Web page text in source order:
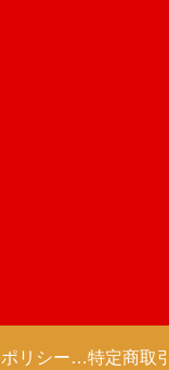
プライバシーポリシー 【Colorful Creation】